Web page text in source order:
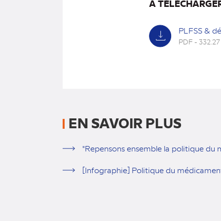
À
PLFSS &
PDF -
EN SAVOIR PLUS
"Repensons ensemble la politique
[Infographie] Politique du